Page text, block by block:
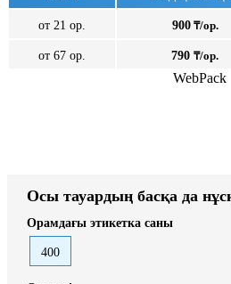
от 21 ор. 900₸/ор.
от 67 ор. 790 ₸/ор.
WebPack
Осы тауардың басқа да
Орамдағы этикетка саны
400